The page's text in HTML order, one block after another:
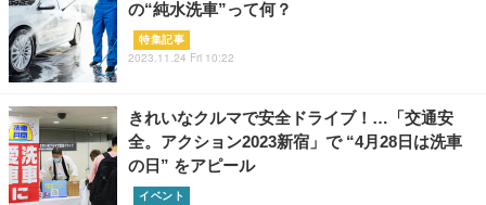
の“純水洗車”って何？
特集記事
2023.11.24 Fri 10:22
きれいなクルマで安全ドライブ！…「交通安
全。アクション2023新宿」で “4月28日は洗車
の日” をアピール
イベント